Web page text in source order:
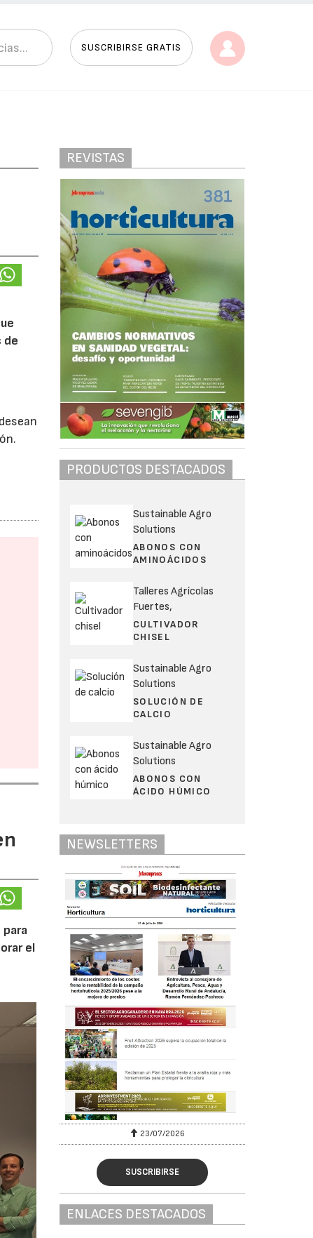
SUSCRIBIRSE GRATIS
de
para
el
REVISTAS
PRODUCTOS DESTACADOS
Sustainable Agro
Solutions
ABONOS CON
AMINOÁCIDOS
Talleres Agrícolas
Fuertes,
CULTIVADOR
CHISEL
Sustainable Agro
Solutions
SOLUCIÓN DE
CALCIO
Sustainable Agro
Solutions
ABONOS CON
ÁCIDO HÚMICO
NEWSLETTERS
23/07/2026
SUSCRIBIRSE
ENLACES DESTACADOS